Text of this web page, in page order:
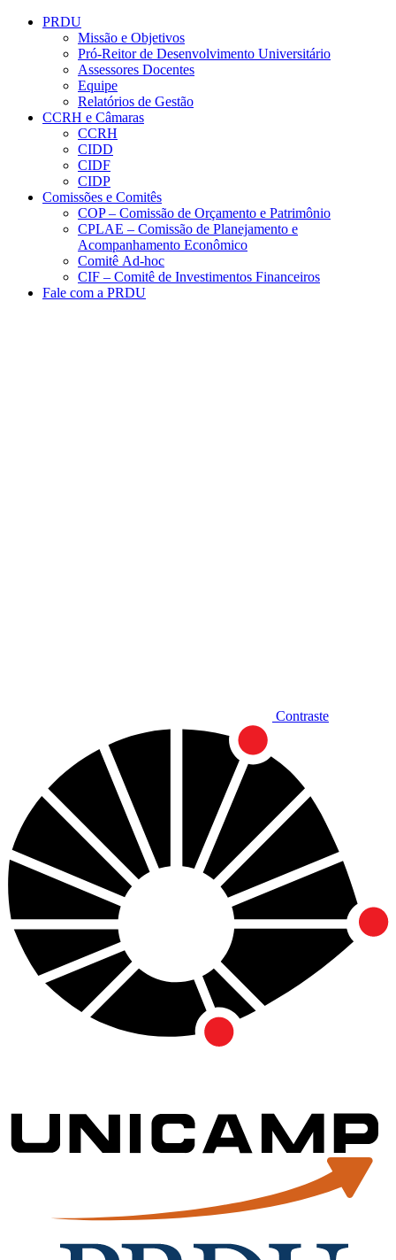
Conteúdo principal
PRDU
Missão e Objetivos
Pró-Reitor de Desenvolvimento Universitário
Assessores Docentes
Equipe
Relatórios de Gestão
CCRH e Câmaras
CCRH
CIDD
CIDF
CIDP
Comissões e Comitês
COP – Comissão de Orçamento e Patrimônio
CPLAE – Comissão de Planejamento e
Acompanhamento Econômico
Comitê Ad-hoc
CIF – Comitê de Investimentos Financeiros
Fale com a PRDU
Contraste